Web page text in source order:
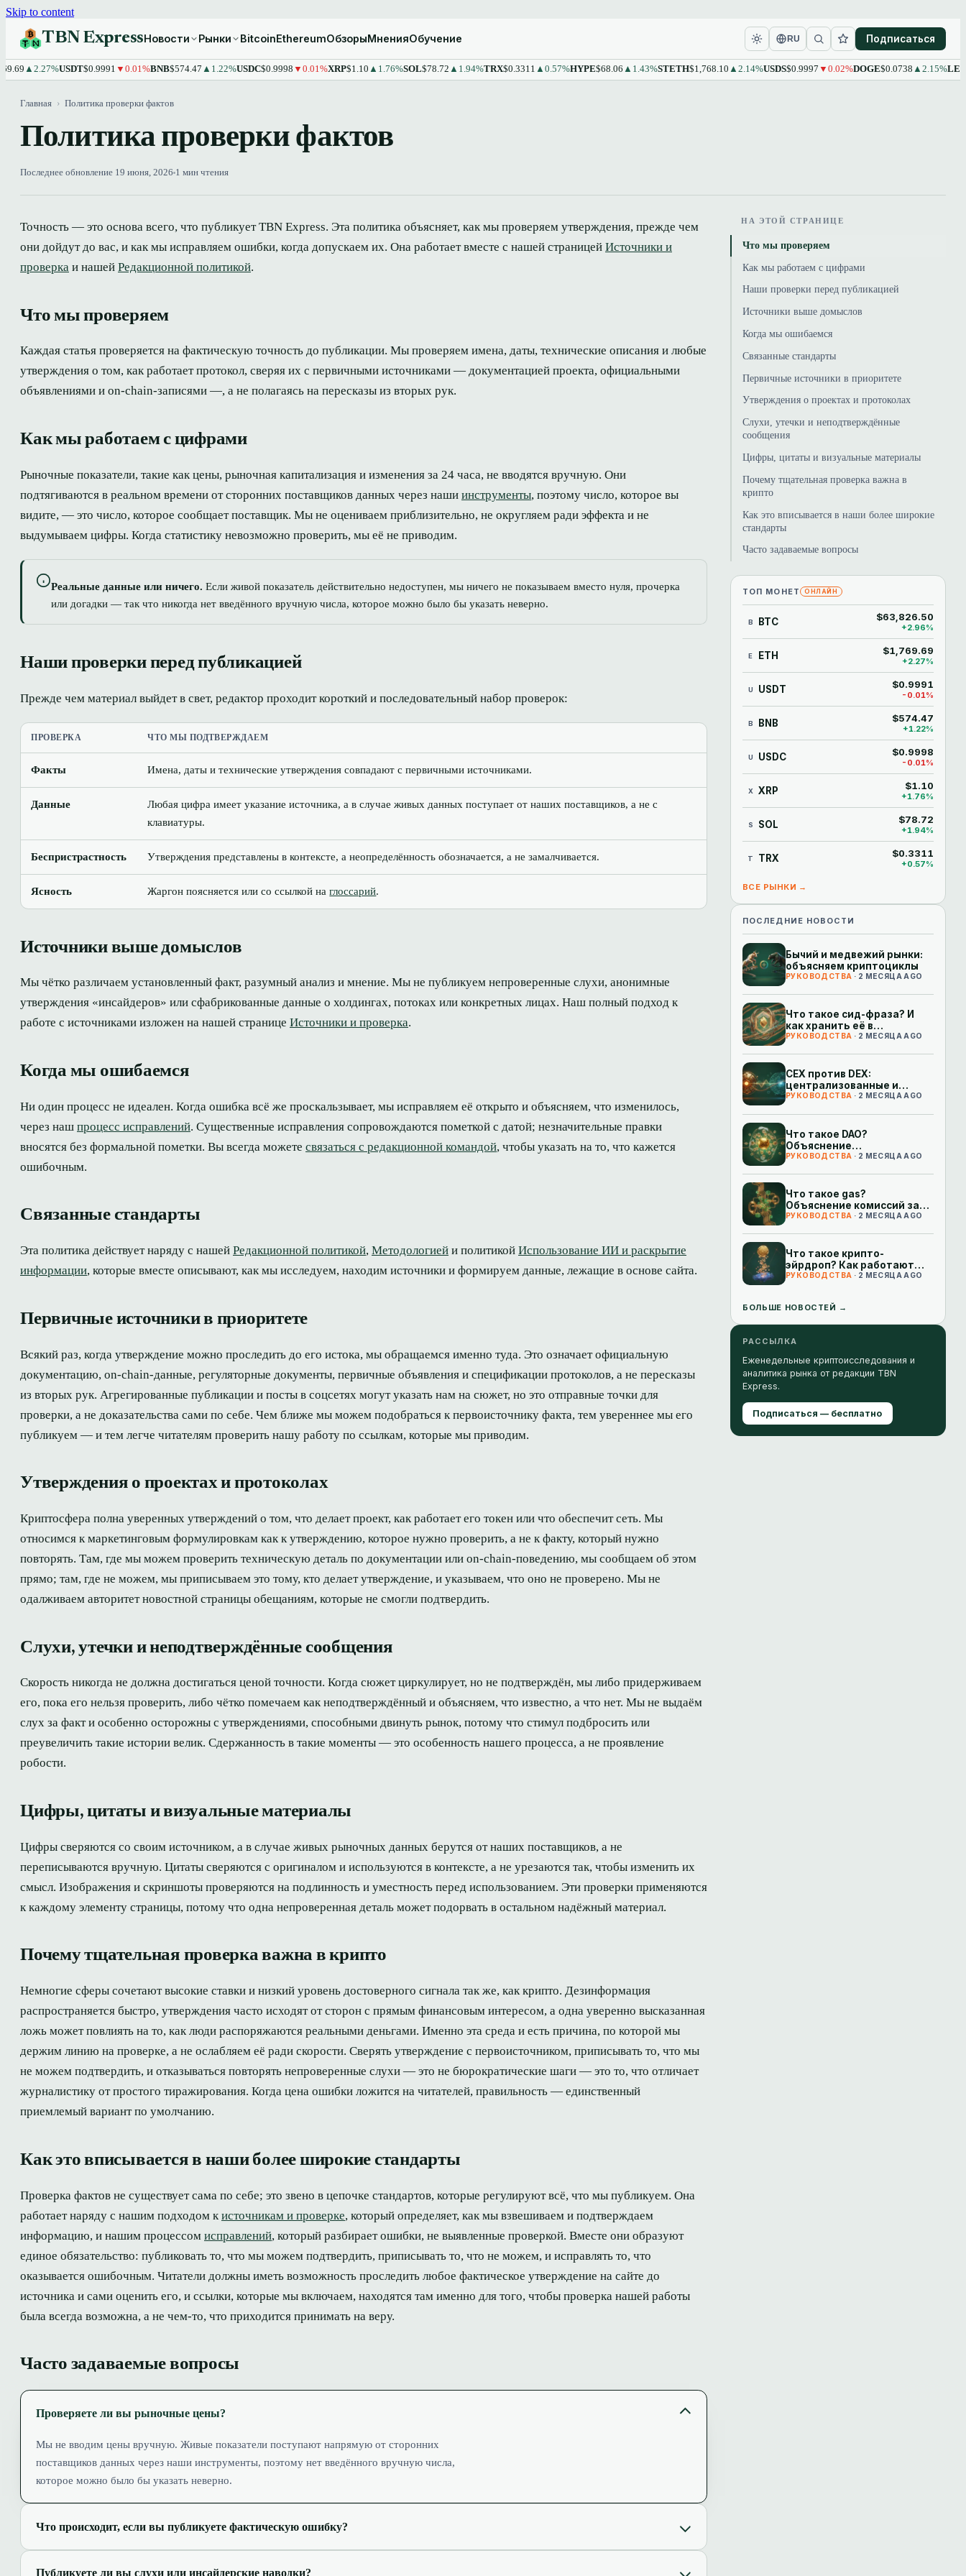
Skip to content
TBN ExpressНовости Рынки BitcoinEthereumОбзорыМненияОбучение RU Подписаться
USDT$0.9991▼0.01% BNB$574.47▲1.22% USDC$0.9998▼0.01% XRP$1.10▲1.76% SOL$78.72▲1.94% TRX$0.3311▲0.57% HYPE$68.06▲1.43% STETH$1,768.10▲2.14% USDS$0.9997▼0.02% DOGE$0.0738▲2.15% LEO$9.61
Главная › Политика проверки фактов
Политика проверки фактов
Последнее обновление 19 июня, 2026 1 мин чтения
НА ЭТОЙ СТРАНИЦЕ
Что мы проверяем
Как мы работаем с цифрами
Наши проверки перед публикацией
Источники выше домыслов
Когда мы ошибаемся
Связанные стандарты
Первичные источники в приоритете
Утверждения о проектах и протоколах
Слухи, утечки и неподтверждённые
сообщения
Цифры, цитаты и визуальные материалы
Почему тщательная проверка важна в
крипто
Как это вписывается в наши более широкие
стандарты
Часто задаваемые вопросы
ТОП МОНЕТ ОНЛАЙН
B BTC $63,826.50
+2.96%
E ETH $1,769.69
+2.27%
U USDT $0.9991
-0.01%
B BNB $574.47
+1.22%
U USDC $0.9998
-0.01%
X XRP $1.10
+1.76%
S SOL $78.72
+1.94%
T TRX $0.3311
+0.57%
ВСЕ РЫНКИ →
ПОСЛЕДНИЕ НОВОСТИ
Бычий и медвежий рынки:
объясняем криптоциклы
РУКОВОДСТВА · 2 МЕСЯЦА AGO
Что такое сид-фраза? И
как хранить её в
безопасности
РУКОВОДСТВА · 2 МЕСЯЦА AGO
CEX против DEX:
централизованные и
децентрализованные
РУКОВОДСТВА · 2 МЕСЯЦА AGO
Что такое DAO?
Объяснение
децентрализованных
РУКОВОДСТВА · 2 МЕСЯЦА AGO
Что такое gas?
Объяснение комиссий за
транзакции в Ethereum
РУКОВОДСТВА · 2 МЕСЯЦА AGO
Что такое крипто-
эйрдроп? Как работают
бесплатные токены
РУКОВОДСТВА · 2 МЕСЯЦА AGO
БОЛЬШЕ НОВОСТЕЙ →
РАССЫЛКА
Еженедельные криптоисследования и
аналитика рынка от редакции TBN
Express.
Подписаться — бесплатно
Точность — это основа всего, что публикует TBN Express. Эта политика объясняет, как мы проверяем утверждения, прежде чем
они дойдут до вас, и как мы исправляем ошибки, когда допускаем их. Она работает вместе с нашей страницей Источники и
проверка и нашей Редакционной политикой.
Что мы проверяем
Каждая статья проверяется на фактическую точность до публикации. Мы проверяем имена, даты, технические описания и любые
утверждения о том, как работает протокол, сверяя их с первичными источниками — документацией проекта, официальными
объявлениями и on-chain-записями —, а не полагаясь на пересказы из вторых рук.
Как мы работаем с цифрами
Рыночные показатели, такие как цены, рыночная капитализация и изменения за 24 часа, не вводятся вручную. Они
подтягиваются в реальном времени от сторонних поставщиков данных через наши инструменты, поэтому число, которое вы
видите, — это число, которое сообщает поставщик. Мы не оцениваем приблизительно, не округляем ради эффекта и не
выдумываем цифры. Когда статистику невозможно проверить, мы её не приводим.
Реальные данные или ничего. Если живой показатель действительно недоступен, мы ничего не показываем вместо нуля, прочерка
или догадки — так что никогда нет введённого вручную числа, которое можно было бы указать неверно.
Наши проверки перед публикацией
Прежде чем материал выйдет в свет, редактор проходит короткий и последовательный набор проверок:
ПРОВЕРКА ЧТО МЫ ПОДТВЕРЖДАЕМ
Факты Имена, даты и технические утверждения совпадают с первичными источниками.
Данные
Любая цифра имеет указание источника, а в случае живых данных поступает от наших поставщиков, а не с
клавиатуры.
Беспристрастность Утверждения представлены в контексте, а неопределённость обозначается, а не замалчивается.
Ясность Жаргон поясняется или со ссылкой наглоссарий.
Источники выше домыслов
Мы чётко различаем установленный факт, разумный анализ и мнение. Мы не публикуем непроверенные слухи, анонимные
утверждения «инсайдеров» или сфабрикованные данные о холдингах, потоках или конкретных лицах. Наш полный подход к
работе с источниками изложен на нашей странице Источники и проверка.
Когда мы ошибаемся
Ни один процесс не идеален. Когда ошибка всё же проскальзывает, мы исправляем её открыто и объясняем, что изменилось,
через наш процесс исправлений. Существенные исправления сопровождаются пометкой с датой; незначительные правки
вносятся без формальной пометки. Вы всегда можете связаться с редакционной командой, чтобы указать на то, что кажется
ошибочным.
Связанные стандарты
Эта политика действует наряду с нашей Редакционной политикой, Методологией и политикой Использование ИИ и раскрытие
информации, которые вместе описывают, как мы исследуем, находим источники и формируем данные, лежащие в основе сайта.
Первичные источники в приоритете
Всякий раз, когда утверждение можно проследить до его истока, мы обращаемся именно туда. Это означает официальную
документацию, on-chain-данные, регуляторные документы, первичные объявления и спецификации протоколов, а не пересказы
из вторых рук. Агрегированные публикации и посты в соцсетях могут указать нам на сюжет, но это отправные точки для
проверки, а не доказательства сами по себе. Чем ближе мы можем подобраться к первоисточнику факта, тем увереннее мы его
публикуем — и тем легче читателям проверить нашу работу по ссылкам, которые мы приводим.
Утверждения о проектах и протоколах
Криптосфера полна уверенных утверждений о том, что делает проект, как работает его токен или что обеспечит сеть. Мы
относимся к маркетинговым формулировкам как к утверждению, которое нужно проверить, а не к факту, который нужно
повторять. Там, где мы можем проверить техническую деталь по документации или on-chain-поведению, мы сообщаем об этом
прямо; там, где не можем, мы приписываем это тому, кто делает утверждение, и указываем, что оно не проверено. Мы не
одалживаем авторитет новостной страницы обещаниям, которые не смогли подтвердить.
Слухи, утечки и неподтверждённые сообщения
Скорость никогда не должна достигаться ценой точности. Когда сюжет циркулирует, но не подтверждён, мы либо придерживаем
его, пока его нельзя проверить, либо чётко помечаем как неподтверждённый и объясняем, что известно, а что нет. Мы не выдаём
слух за факт и особенно осторожны с утверждениями, способными двинуть рынок, потому что стимул подбросить или
преувеличить такие истории велик. Сдержанность в такие моменты — это особенность нашего процесса, а не проявление
робости.
Цифры, цитаты и визуальные материалы
Цифры сверяются со своим источником, а в случае живых рыночных данных берутся от наших поставщиков, а не
переписываются вручную. Цитаты сверяются с оригиналом и используются в контексте, а не урезаются так, чтобы изменить их
смысл. Изображения и скриншоты проверяются на подлинность и уместность перед использованием. Эти проверки применяются
к каждому элементу страницы, потому что одна непроверенная деталь может подорвать в остальном надёжный материал.
Почему тщательная проверка важна в крипто
Немногие сферы сочетают высокие ставки и низкий уровень достоверного сигнала так же, как крипто. Дезинформация
распространяется быстро, утверждения часто исходят от сторон с прямым финансовым интересом, а одна уверенно высказанная
ложь может повлиять на то, как люди распоряжаются реальными деньгами. Именно эта среда и есть причина, по которой мы
держим линию на проверке, а не ослабляем её ради скорости. Сверять утверждение с первоисточником, приписывать то, что мы
не можем подтвердить, и отказываться повторять непроверенные слухи — это не бюрократические шаги — это то, что отличает
журналистику от простого тиражирования. Когда цена ошибки ложится на читателей, правильность — единственный
приемлемый вариант по умолчанию.
Как это вписывается в наши более широкие стандарты
Проверка фактов не существует сама по себе; это звено в цепочке стандартов, которые регулируют всё, что мы публикуем. Она
работает наряду с нашим подходом к источникам и проверке, который определяет, как мы взвешиваем и подтверждаем
информацию, и нашим процессом исправлений, который разбирает ошибки, не выявленные проверкой. Вместе они образуют
единое обязательство: публиковать то, что мы можем подтвердить, приписывать то, что не можем, и исправлять то, что
оказывается ошибочным. Читатели должны иметь возможность проследить любое фактическое утверждение на сайте до
источника и сами оценить его, и ссылки, которые мы включаем, находятся там именно для того, чтобы проверка нашей работы
была всегда возможна, а не чем-то, что приходится принимать на веру.
Часто задаваемые вопросы
Проверяете ли вы рыночные цены?
Мы не вводим цены вручную. Живые показатели поступают напрямую от сторонних
поставщиков данных через наши инструменты, поэтому нет введённого вручную числа,
которое можно было бы указать неверно.
Что происходит, если вы публикуете фактическую ошибку?
Публикуете ли вы слухи или инсайдерские наводки?